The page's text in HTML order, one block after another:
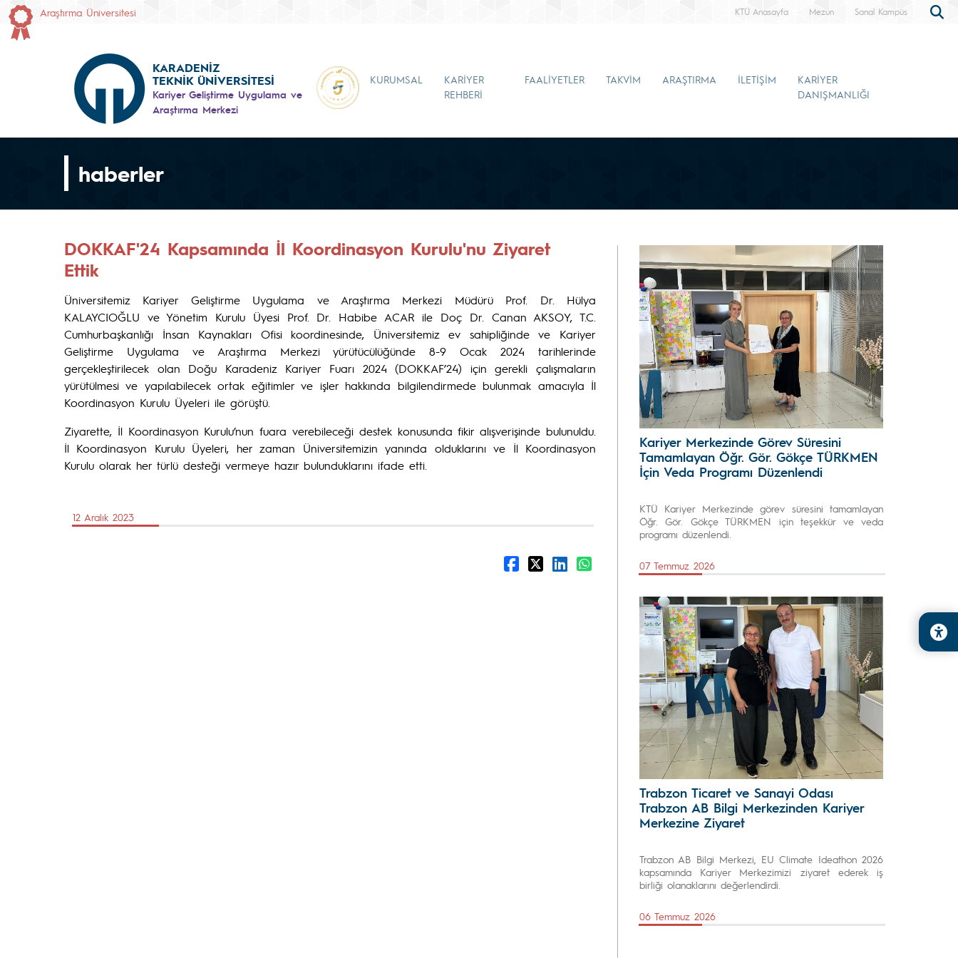
Araştırma Üniversitesi KTÜ Anasayfa Mezun Sanal Kampüs
KARADENİZ
TEKNİK ÜNİVERSİTESİ
Kariyer Geliştirme Uygulama ve
Araştırma Merkezi
KURUMSAL
KARİYER
REHBERİ
FAALİYETLER TAKVİM ARAŞTIRMA İLETİŞİM
KARİYER
DANIŞMANLIĞI
haberler
DOKKAF'24 Kapsamında İl Koordinasyon Kurulu'nu Ziyaret
Ettik
Üniversitemiz Kariyer Geliştirme Uygulama ve Araştırma Merkezi Müdürü Prof. Dr. Hülya
KALAYCIOĞLU ve Yönetim Kurulu Üyesi Prof. Dr. Habibe ACAR ile Doç Dr. Canan AKSOY, T.C.
Cumhurbaşkanlığı İnsan Kaynakları Ofisi koordinesinde, Üniversitemiz ev sahipliğinde ve Kariyer
Geliştirme Uygulama ve Araştırma Merkezi yürütücülüğünde 8-9 Ocak 2024 tarihlerinde
gerçekleştirilecek olan Doğu Karadeniz Kariyer Fuarı 2024 (DOKKAF’24) için gerekli çalışmaların
yürütülmesi ve yapılabilecek ortak eğitimler ve işler hakkında bilgilendirmede bulunmak amacıyla İl
Koordinasyon Kurulu Üyeleri ile görüştü.
Ziyarette, İl Koordinasyon Kurulu’nun fuara verebileceği destek konusunda fikir alışverişinde bulunuldu.
İl Koordinasyon Kurulu Üyeleri, her zaman Üniversitemizin yanında olduklarını ve İl Koordinasyon
Kurulu olarak her türlü desteği vermeye hazır bulunduklarını ifade etti.
12 Aralık 2023
Kariyer Merkezinde Görev Süresini
Tamamlayan Öğr. Gör. Gökçe TÜRKMEN
İçin Veda Programı Düzenlendi
KTÜ Kariyer Merkezinde görev süresini tamamlayan
Öğr. Gör. Gökçe TÜRKMEN için teşekkür ve veda
programı düzenlendi.
07 Temmuz 2026
Trabzon Ticaret ve Sanayi Odası
Trabzon AB Bilgi Merkezinden Kariyer
Merkezine Ziyaret
Trabzon AB Bilgi Merkezi, EU Climate Ideathon 2026
kapsamında Kariyer Merkezimizi ziyaret ederek iş
birliği olanaklarını değerlendirdi.
06 Temmuz 2026